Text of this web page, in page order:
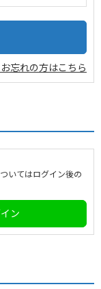
忘れの方はこちら
いてはログイン後の
ン